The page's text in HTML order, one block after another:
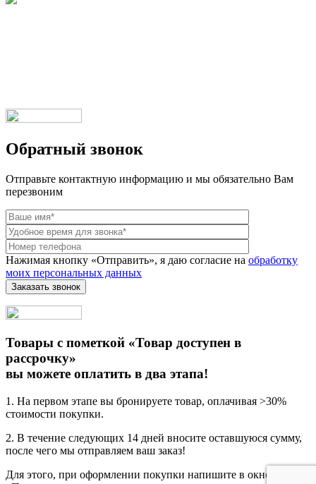
Обратный звонок
Отправьте контактную информацию и мы обязательно Вам
перезвоним
Нажимая кнопку «Отправить», я даю согласие на обработку
моих персональных данных
Товары с пометкой «Товар доступен в
рассрочку»
вы можете оплатить в два этапа!
1. На первом этапе вы бронируете товар, оплачивая >30%
стоимости покупки.
2. В течение следующих 14 дней вносите оставшуюся сумму,
после чего мы отправляем ваш заказ!
Для этого, при оформлении покупки напишите в окне